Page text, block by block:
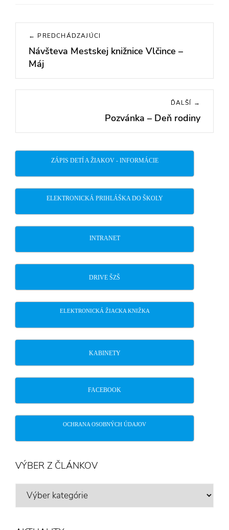
Navigácia
článku
← PREDCHÁDZAJÚCI
Previous
post:
Návšteva Mestskej knižnice Vlčince –
Máj
ĎALŠÍ →
post:
Pozvánka – Deň rodiny
ZÁPIS DETÍ A ŽIAKOV - INFORMÁCIE
ELEKTRONICKÁ PRIHLÁŠKA DO ŠKOLY
INTRANET
DRIVE ŠZŠ
ELEKTRONICKÁ ŽIACKA KNIŽKA
KABINETY
FACEBOOK
OCHRANA OSOBNÝCH ÚDAJOV
VÝBER Z ČLÁNKOV
VÝBER